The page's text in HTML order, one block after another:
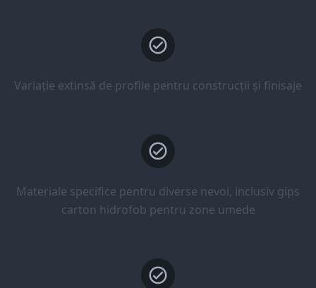
Variație extinsă de profile pentru construcții și finisaje
Materiale specifice pentru diverse nevoi, inclusiv gips
carton hidrofob pentru zone umede